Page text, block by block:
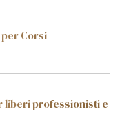
Corsi
liberi professionisti e